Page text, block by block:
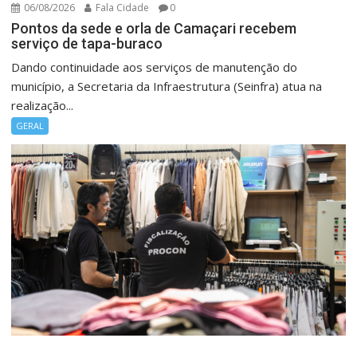
06/08/2026 Fala Cidade 0
Pontos da sede e orla de Camaçari recebem
serviço de tapa-buraco
Dando continuidade aos serviços de manutenção do
município, a Secretaria da Infraestrutura (Seinfra) atua na
realização...
GERAL